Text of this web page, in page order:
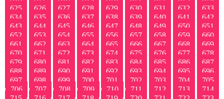
625
626 627 628 629 630 631 632
633
634
635 636 637 638 639 640 641
642
643
644 645 646 647 648 649 650
651
652
653 654 655 656 657 658 659
660
661
662 663 664 665 666 667 668
669
670
671 672 673 674 675 676 677
678
679
680 681 682 683 684 685 686
687
688
689 690 691 692 693 694 695
696
697
698 699 700 701 702 703 704
705
706
707 708 709 710 711 712 713
714